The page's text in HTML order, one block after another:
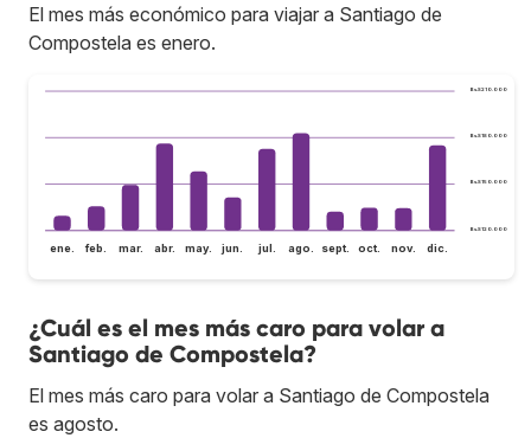
El mes más económico para viajar a Santiago de
Compostela es enero.
Bs.S120.000
Bs.S150.000
Bs.S180.000
Bs.S210.000
ene. feb. mar. abr. may. jun. jul. ago. sept. oct. nov. dic.
¿Cuál es el mes más caro para volar a
Santiago de Compostela?
El mes más caro para volar a Santiago de Compostela
es agosto.